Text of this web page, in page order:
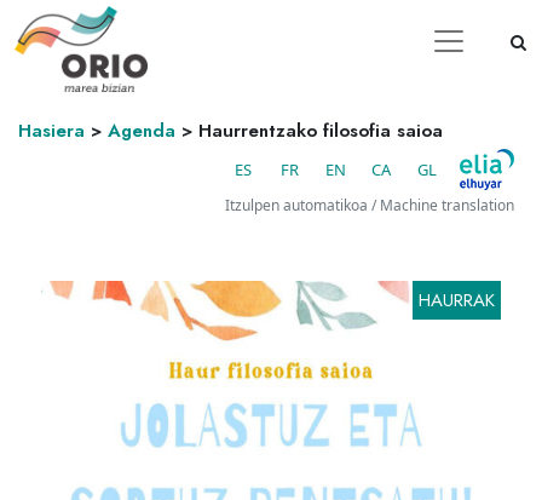
Hasiera > Agenda > Haurrentzako filosofia saioa
ES FR EN CA GL
Itzulpen automatikoa / Machine translation
HAURRAK